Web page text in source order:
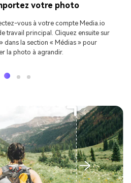
votre photo
vous à votre compte Media.io
travail principal. Cliquez ensuite sur
dans la section « Médias » pour
la photo à agrandir.